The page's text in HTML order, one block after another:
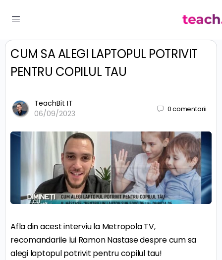
CUM SA ALEGI LAPTOPUL POTRIVIT
PENTRU COPILUL TAU
TeachBit IT
06/09/2023
0comentarii
Afla din acest interviu la Metropola TV,
recomandarile lui Ramon Nastase despre cum sa
alegi laptopul potrivit pentru copilul tau!